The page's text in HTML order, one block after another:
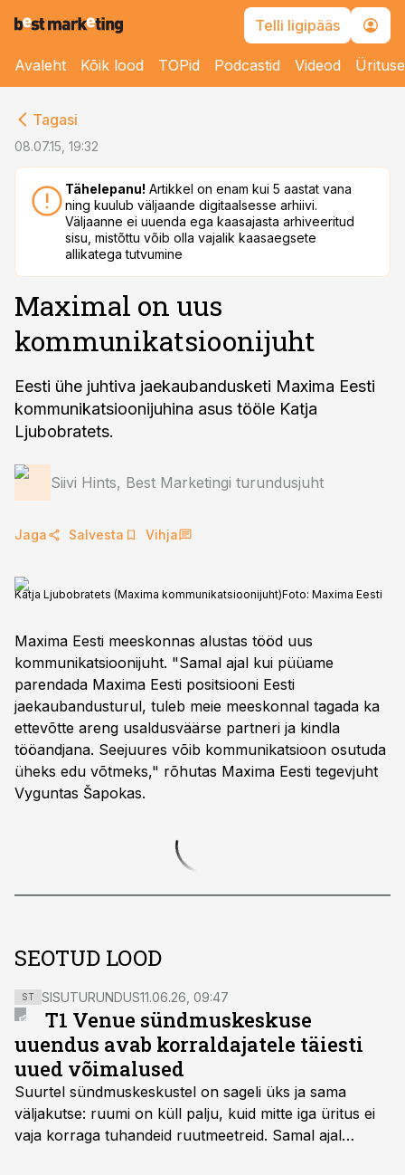
Telli ligipääs
Avaleht Kõik lood TOPid Podcastid Videod
Tagasi
08.07.15, 19:32
Tähelepanu! Artikkel on enam kui 5 aastat vana
ning kuulub väljaande digitaalsesse arhiivi.
Väljaanne ei uuenda ega kaasajasta arhiveeritud
sisu, mistõttu võib olla vajalik kaasaegsete
allikatega tutvumine
Maximal on uus
kommunikatsioonijuht
Eesti ühe juhtiva jaekaubandusketi Maxima Eesti
kommunikatsioonijuhina asus tööle Katja
Ljubobratets.
Siivi Hints, Best Marketingi turundusjuht
Jaga Salvesta Vihja
Katja Ljubobratets (Maxima kommunikatsioonijuht)Foto: Maxima Eesti
Maxima Eesti meeskonnas alustas tööd uus
kommunikatsioonijuht. "Samal ajal kui püüame
parendada Maxima Eesti positsiooni Eesti
jaekaubandusturul, tuleb meie meeskonnal tagada ka
ettevõtte areng usaldusväärse partneri ja kindla
tööandjana. Seejuures võib kommunikatsioon osutuda
üheks edu võtmeks," rõhutas Maxima Eesti tegevjuht
Vyguntas Šapokas.
SEOTUD LOOD
ST SISUTURUNDUS11.06.26, 09:47
T1 Venue sündmuskeskuse
uuendus avab korraldajatele täiesti
uued võimalused
Suurtel sündmuskeskustel on sageli üks ja sama
väljakutse: ruumi on küll palju, kuid mitte iga üritus ei
vaja korraga tuhandeid ruutmeetreid. Samal ajal